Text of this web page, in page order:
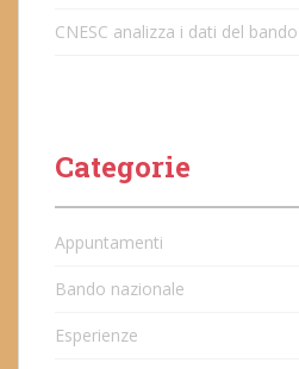
CNESC analizza i dati del
Categorie
Appuntamenti
Bando nazionale
Esperienze